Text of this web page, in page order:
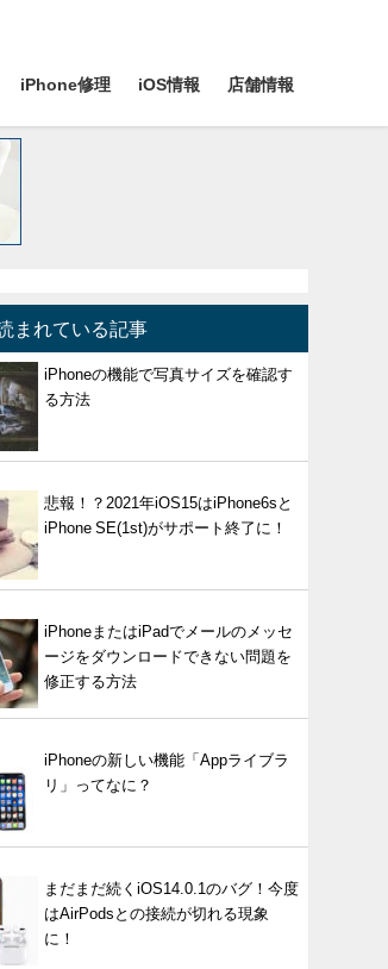
iPhone修理 iOS情報 店舗情報
まれている記事
iPhoneの機能で写真サイズを確認す
る方法
悲報！？2021年iOS15はiPhone6sと
iPhone SE(1st)がサポート終了に！
iPhoneまたはiPadでメールのメッセ
ージをダウンロードできない問題を
修正する方法
iPhoneの新しい機能「Appライブラ
リ」ってなに？
まだまだ続くiOS14.0.1のバグ！今度
はAirPodsとの接続が切れる現象
に！